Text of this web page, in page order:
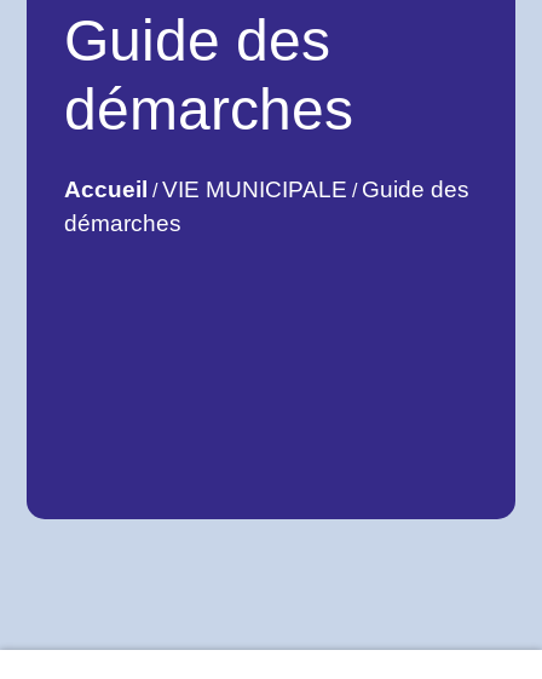
Guide des
démarches
Accueil /VIE MUNICIPALE / Guide des
démarches